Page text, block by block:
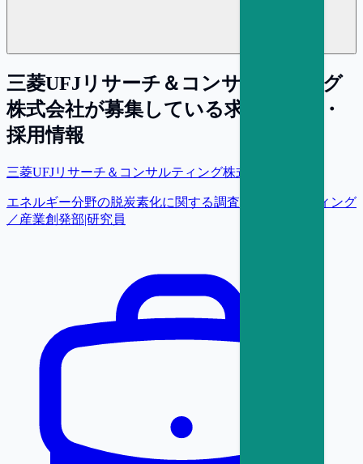
三菱UFJリサーチ＆コンサルティング
株式会社が募集している求人・転職・
採用情報
三菱UFJリサーチ＆コンサルティング株式会社
エネルギー分野の脱炭素化に関する調査・コンサルティング
／産業創発部|研究員